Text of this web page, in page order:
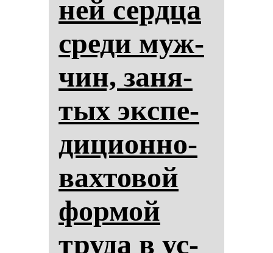
ней сер­дца
сре­ди муж­
чин, за­ня­
тых эк­спе­
ди­ци­он­но-
вах­то­вой
фор­мой
тру­да в ус­